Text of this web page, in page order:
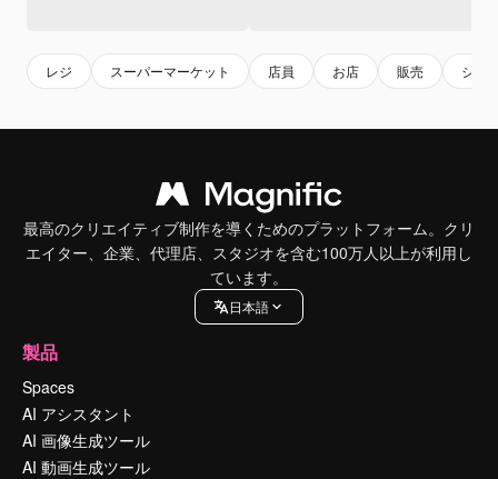
レジ スーパーマーケット 店員 お店 販売 ショ
最高のクリエイティブ制作を導くためのプラットフォーム。クリ
エイター、企業、代理店、スタジオを含む100万人以上が利用し
ています。
日本語
製品
Spaces
AI アシスタント
AI 画像生成ツール
AI 動画生成ツール